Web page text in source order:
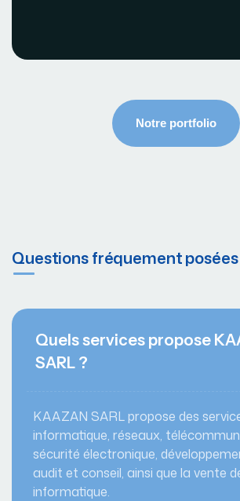
Voir le projet
Questions fréquement posées
Quels services propose
SARL ?
KAAZAN SARL propose des
informatique, réseaux,
sécurité électronique,
audit et conseil, ainsi que la vente
informatique.